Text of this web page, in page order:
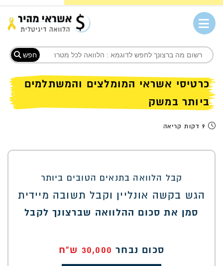
חפש
כרטיסי אשראי המומלצים והמשתלמים
ביותר במשק
קבל הלוואה בתנאים הטובים ביותר
הגש בקשה אונליין וקבל תשובה מיידית
סמן את סכום ההלוואה שברצונך לקבל
סכום נבחר 30,000 ש"ח